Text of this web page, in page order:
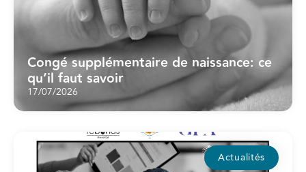
Congé supplémentaire de naissance: ce
qu’il faut savoir
17/07/2026
Actualités